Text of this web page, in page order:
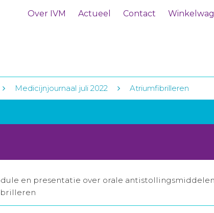
Over IVM Actueel Contact
Medicijnjournaal juli 2022 Atriumfibrilleren
en presentatie over orale